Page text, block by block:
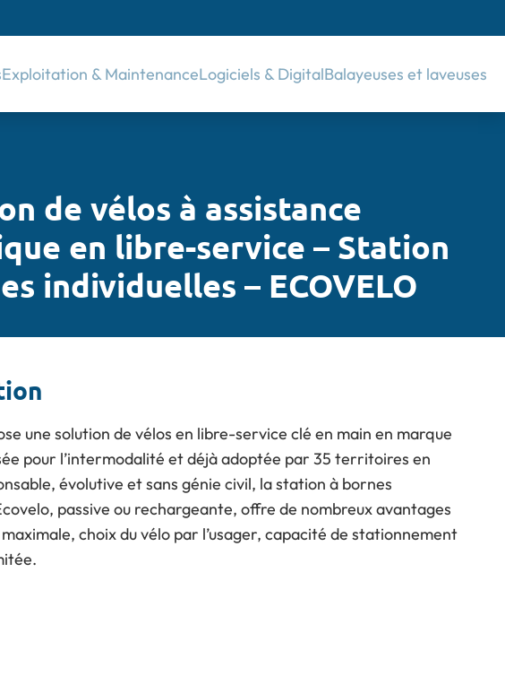
Exploitation & MaintenanceLogiciels & DigitalBalayeuses et laveuses
de vélos à assistance
en libre-service – Station
individuelles – ECOVELO
une solution de vélos en libre-service clé en main en marque
pour l’intermodalité et déjà adoptée par 35 territoires en
évolutive et sans génie civil, la station à bornes
passive ou rechargeante, offre de nombreux avantages
choix du vélo par l’usager, capacité de stationnement